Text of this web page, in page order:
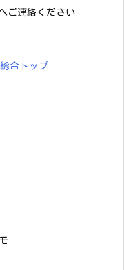
ご連絡ください
合トップ